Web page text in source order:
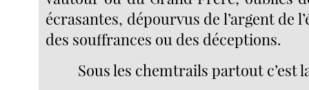
écrasantes, dépourvus de l’argent de
des souffrances ou des déceptions.
Sous les chemtrails partout c’est